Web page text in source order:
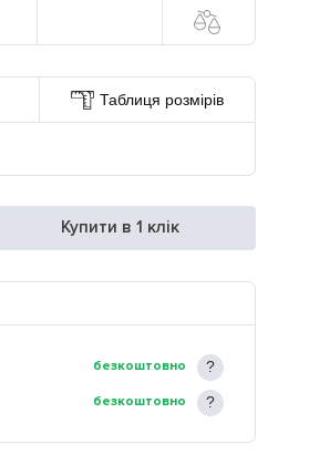
Таблиця розмірів
Купити в 1 клік
безкоштовно
безкоштовно